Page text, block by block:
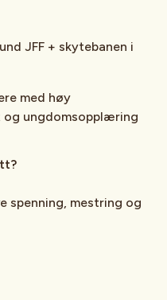
JFF + skytebanen i
med høy
og ungdomsopplæring
spenning, mestring og